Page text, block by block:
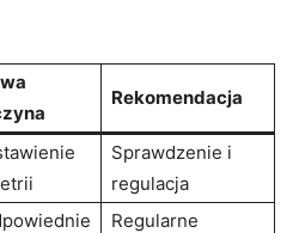
Rekomendacja
Sprawdzenie⁤ i
regulacja
Regularne